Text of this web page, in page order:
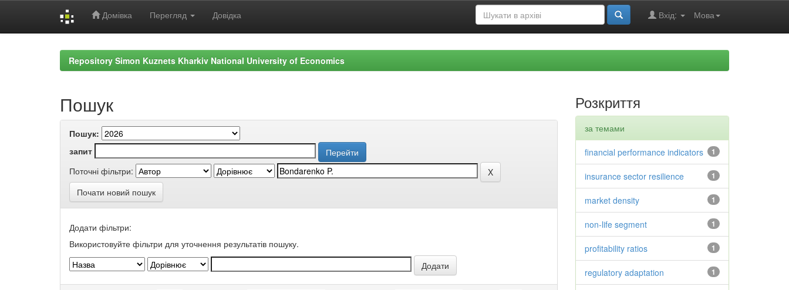
Домівка Перегляд Довідка Мова
Вхід:
Repository Simon Kuznets Kharkiv National University of Economics
Пошук
Пошук:
запит
Поточні фільтри:
Почати новий пошук
Додати фільтри:
Використовуйте фільтри для уточнення результатів пошуку.
Розкриття
за темами
1
financial performance indicators
1
insurance sector resilience
1
market density
1
non-life segment
1
profitability ratios
1
regulatory adaptation